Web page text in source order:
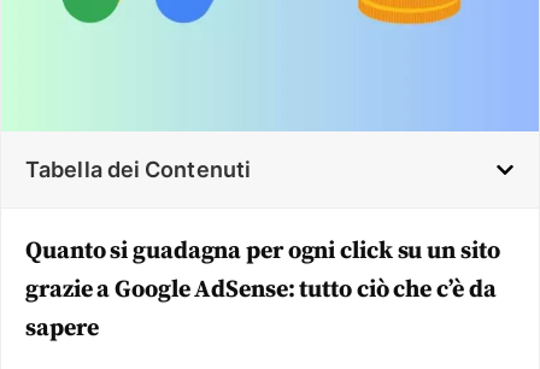
Tabella dei Contenuti
Quanto si guadagna per ogni click su un sito
grazie a Google AdSense: tutto ciò che c’è da
sapere